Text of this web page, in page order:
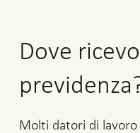
Dove
Molti datori di lavoro